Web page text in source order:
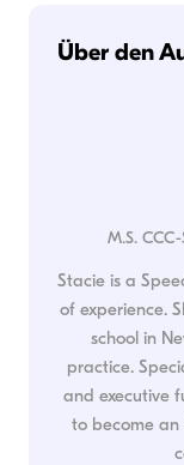
Über den
M.S.
Stacie is a
of experience.
school in
practice.
and executive
to become an